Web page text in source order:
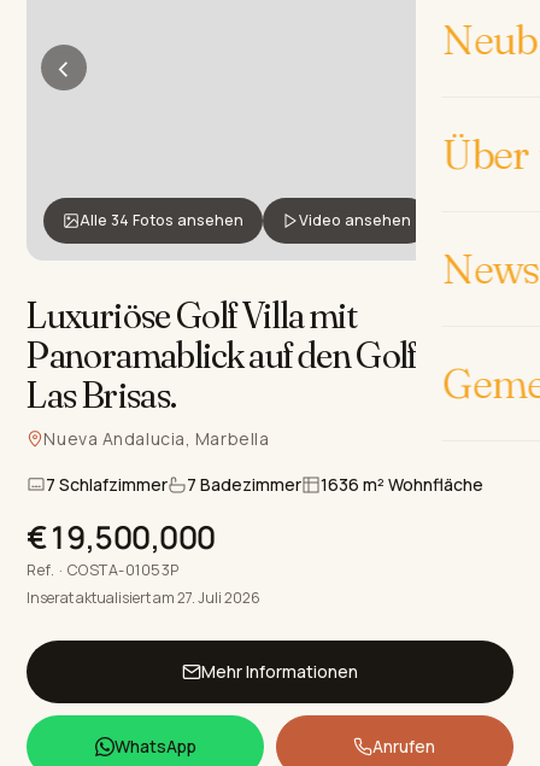
Über
‹ ›
Alle 34 Fotos ansehen Video ansehen
Luxuriöse Golf Villa mit
Panoramablick auf den Golfplatz
Las Brisas.
Nueva Andalucia, Marbella
7 Schlafzimmer
7 Badezimmer 1636 m² Wohnfläche
€19,500,000
Ref. · COSTA-01053P
Inserat aktualisiert am 27. Juli 2026
Mehr Informationen
WhatsApp Anrufen